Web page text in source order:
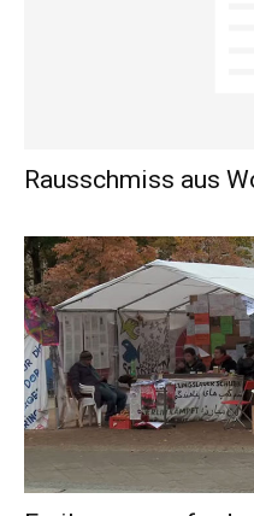
Rausschmiss aus